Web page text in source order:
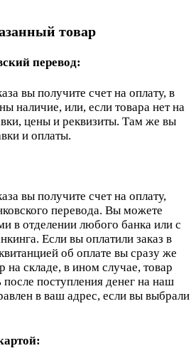
товар
перевод:
вы получите счет на оплату, в
наличие, или, если товара нет на
цены и реквизиты. Там же вы
и оплаты.
вы получите счет на оплату,
перевода. Вы можете
в отделении любого банка или с
Если вы оплатили заказ в
об оплате вы сразу же
на складе, в ином случае, товар
поступления денег на наш
в ваш адрес, если вы выбрали